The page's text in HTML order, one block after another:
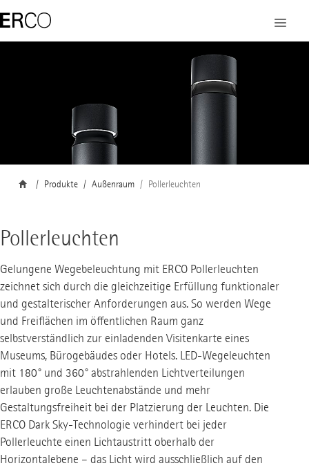
Produkte Außenraum Pollerleuchten
Pollerleuchten
Gelungene Wegebeleuchtung mit ERCO Pollerleuchten
zeichnet sich durch die gleichzeitige Erfüllung funktionaler
und gestalterischer Anforderungen aus. So werden Wege
und Freiflächen im öffentlichen Raum ganz
selbstverständlich zur einladenden Visitenkarte eines
Museums, Bürogebäudes oder Hotels. LED-Wegeleuchten
mit 180° und 360° abstrahlenden Lichtverteilungen
erlauben große Leuchtenabstände und mehr
Gestaltungsfreiheit bei der Platzierung der Leuchten. Die
ERCO Dark Sky-Technologie verhindert bei jeder
Pollerleuchte einen Lichtaustritt oberhalb der
Horizontalebene – das Licht wird ausschließlich auf den